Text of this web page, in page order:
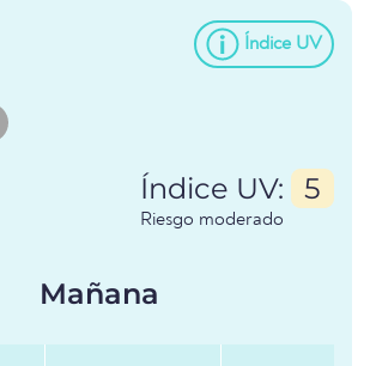
Índice UV
Índice UV: 5
Riesgo moderado
Mañana